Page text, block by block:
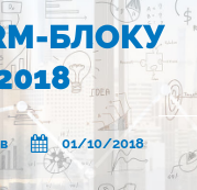
БЛОКУ
01/10/2018